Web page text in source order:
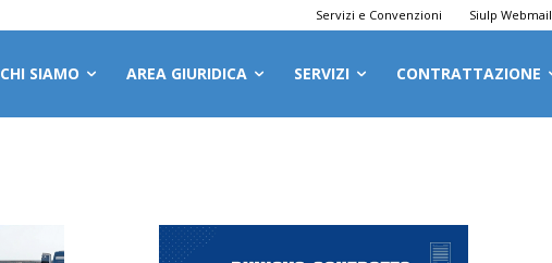
Servizi e Convenzioni Siulp Webmail
CHI SIAMO AREA GIURIDICA SERVIZI CONTRATTAZIONE